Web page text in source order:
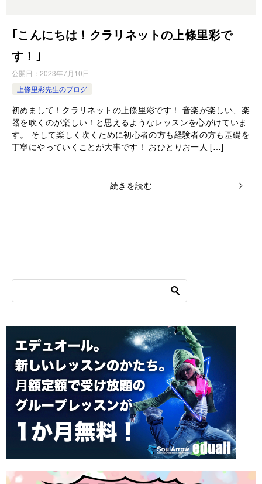
｢こんにちは！クラリネットの上條里彩で
す！｣
公開日： 2023年7月10日
上條里彩先生のブログ
初めまして！クラリネットの上條里彩です！ 音楽が楽しい、楽
器を吹くのが楽しい！と思えるようなレッスンを心がけていま
す。 そして楽しく吹くために初心者の方も経験者の方も基礎を
丁寧にやっていくことが大事です！ おひとりお一人 […]
続きを読む